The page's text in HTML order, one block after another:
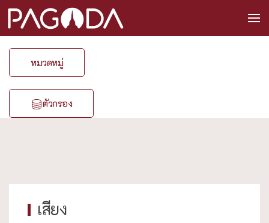
หมวดหมู่
ตัวกรอง
เสียง